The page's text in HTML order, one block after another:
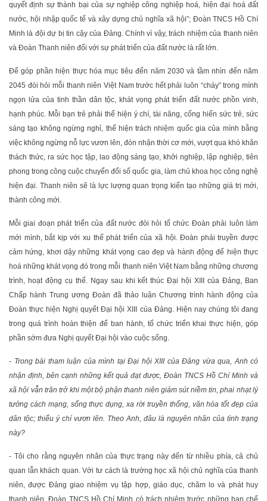
quyết định sự thành bại của sự nghiệp công nghiệp hoá, hiện đại hoá đất
nước, hội nhập quốc tế và xây dựng chủ nghĩa xã hội”; Đoàn TNCS Hồ Chí
Minh là đội dự bị tin cậy của Đảng. Chính vì vậy, trách nhiệm của thanh niên
và Đoàn Thanh niên đối với sự phát triển của đất nước là rất lớn.
Để góp phần hiện thực hóa mục tiêu đến năm 2030 và tầm nhìn đến năm
2045 đòi hỏi mỗi thanh niên Việt Nam trước hết phải luôn “cháy” trong mình
ngọn lửa của tinh thần dân tộc, khát vọng phát triển đất nước phồn vinh,
hạnh phúc. Mỗi bạn trẻ phải thể hiện ý chí, tài năng, cống hiến sức trẻ, sức
sáng tạo không ngừng nghỉ, thể hiện trách nhiệm quốc gia của mình bằng
việc không ngừng nỗ lực vươn lên, đón nhận thời cơ mới, vượt qua khó khăn
thách thức, ra sức học tập, lao động sáng tạo, khởi nghiệp, lập nghiệp, tiên
phong trong công cuộc chuyển đổi số quốc gia, làm chủ khoa học công nghệ
hiện đại. Thanh niên sẽ là lực lượng quan trọng kiến tạo những giá trị mới,
thành công mới.
Mỗi giai đoạn phát triển của đất nước đòi hỏi tổ chức Đoàn phải luôn làm
mới mình, bắt kịp với xu thế phát triển của xã hội. Đoàn phải truyền được
cảm hứng, khơi dậy những khát vọng cao đẹp và hành động để hiện thực
hoá những khát vọng đó trong mỗi thanh niên Việt Nam bằng những chương
trình, hoạt động cụ thể. Ngay sau khi kết thúc Đại hội XIII của Đảng, Ban
Chấp hành Trung ương Đoàn đã thảo luận Chương trình hành động của
Đoàn thực hiện Nghị quyết Đại hội XIII của Đảng. Hiện nay chúng tôi đang
trong quá trình hoàn thiện để ban hành, tổ chức triển khai thực hiện, góp
phần sớm đưa Nghị quyết Đại hội vào cuộc sống.
- Trong bài tham luận của mình tại Đại hội XIII của Đảng vừa qua, Anh có
nhận định, bên cạnh những kết quả đạt được, Đoàn TNCS Hồ Chí Minh và
xã hội vẫn trăn trở khi một bộ phận thanh niên giảm sút niềm tin, phai nhạt lý
tưởng cách mạng, sống thực dụng, xa rời truyền thống, văn hóa tốt đẹp của
dân tộc; thiếu ý chí vươn lên. Theo Anh, đâu là nguyên nhân của tình trạng
này?
- Tôi cho rằng nguyên nhân của thực trạng này đến từ nhiều phía, cả chủ
quan lẫn khách quan. Với tư cách là trường học xã hội chủ nghĩa của thanh
niên, được Đảng giao nhiệm vụ tập hợp, giáo dục, chăm lo và phát huy